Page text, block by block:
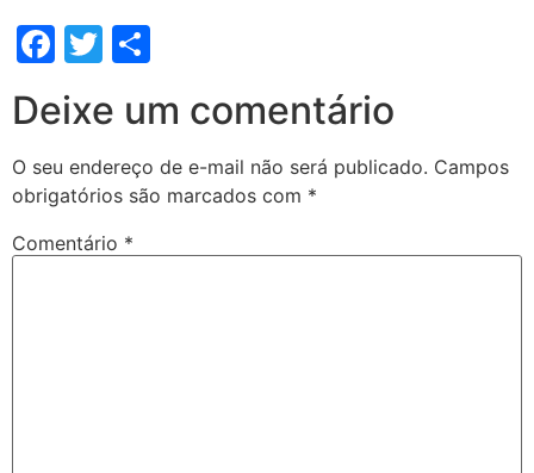
Facebook
Twitter
Deixe um comentário
O seu endereço de e-mail não será publicado. Campos
obrigatórios são marcados com *
Comentário *